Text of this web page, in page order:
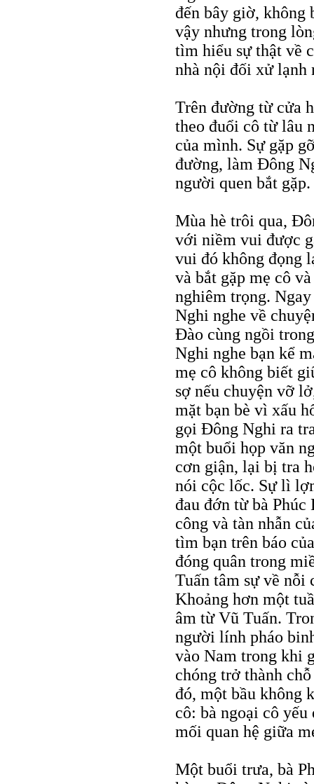
đến bây giờ, không
vậy nhưng trong
tìm hiểu sự thật về
nhà nội đối xử lạnh
Trên đường từ cửa
theo đuổi cô từ lâu
của mình. Sự gặp
đường, làm Đông
người quen bắt gặp.
Mùa hè trôi qua,
với niềm vui được
vui đó không đọng
và bắt gặp mẹ cô
nghiêm trọng.
Nghi nghe về
Đào cùng ngồi
Nghi nghe bạn kể
mẹ cô không biết
sợ nếu chuyện vỡ
mặt bạn bè vì xấu
gọi Đông Nghi ra
một buổi họp văn
cơn giận, lại bị tra
nói cộc lốc. Sự lì
đau đớn từ bà
công và tàn nhẫn
tìm bạn trên báo
đóng quân trong
Tuấn tâm sự về nỗi
Khoảng hơn một
âm từ Vũ Tuấn.
người lính pháo
vào Nam trong khi
chóng trở thành
đó, một bầu không
cô: bà ngoại cô
mối quan hệ giữa
Một buổi trưa, bà